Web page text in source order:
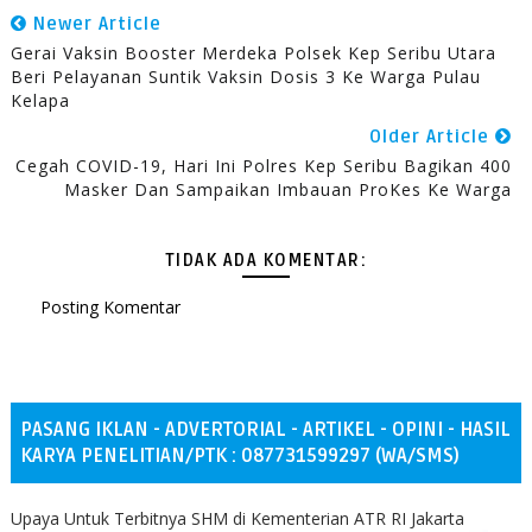
Newer Article
Gerai Vaksin Booster Merdeka Polsek Kep Seribu Utara
Beri Pelayanan Suntik Vaksin Dosis 3 Ke Warga Pulau
Kelapa
Older Article
Cegah COVID-19, Hari Ini Polres Kep Seribu Bagikan 400
Masker Dan Sampaikan Imbauan ProKes Ke Warga
TIDAK ADA KOMENTAR:
Posting Komentar
PASANG IKLAN - ADVERTORIAL - ARTIKEL - OPINI - HASIL
KARYA PENELITIAN/PTK : 087731599297 (WA/SMS)
Upaya Untuk Terbitnya SHM di Kementerian ATR RI Jakarta